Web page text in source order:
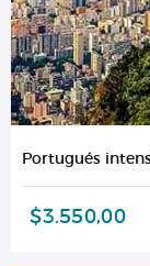
Portugués
$3.550,00